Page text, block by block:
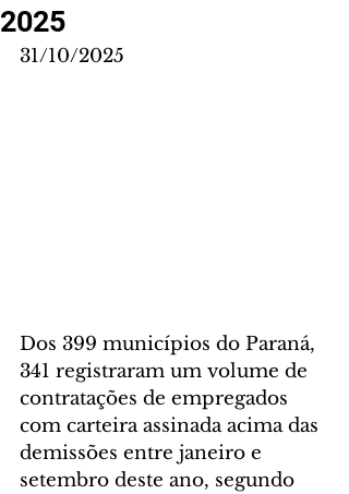
2025
31/10/2025
Dos 399 municípios do Paraná,
341 registraram um volume de
contratações de empregados
com carteira assinada acima das
demissões entre janeiro e
setembro deste ano, segundo